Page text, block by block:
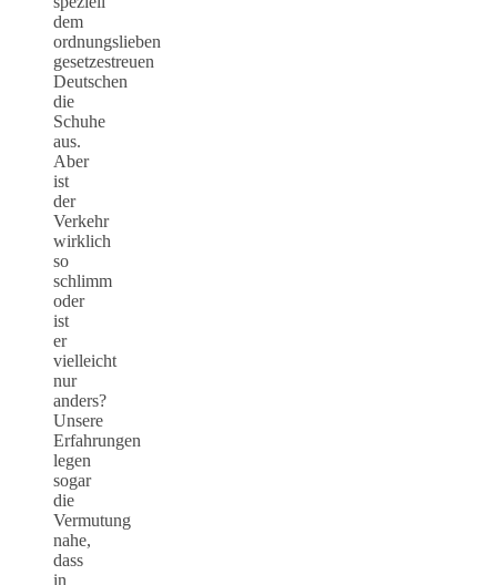
dem
ordnungslieben
gesetzestreuen
Deutschen
die
Schuhe
aus.
Aber
ist
der
Verkehr
wirklich
so
schlimm
oder
ist
er
vielleicht
nur
anders?
Unsere
Erfahrungen
legen
sogar
die
Vermutung
nahe,
dass
in